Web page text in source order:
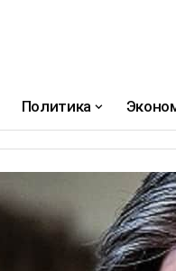
Политика